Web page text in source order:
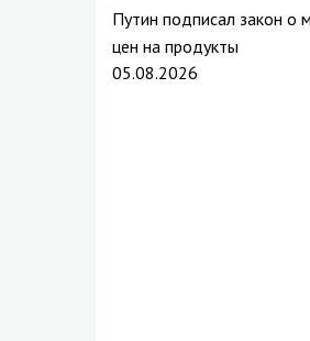
Путин подписал закон о
цен на продукты
05.08.2026